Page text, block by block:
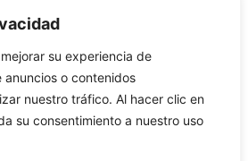
su experiencia de
anuncios o contenidos
nuestro tráfico. Al hacer clic en
su consentimiento a nuestro uso
en las empresas siempre
valiosos para alcanzar grandes
cómo utilizarlos puede hacer
un enorme potencial de